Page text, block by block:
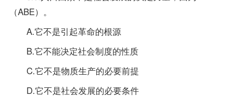
（ABE）。
A.它不是引起革命的根源
B.它不能决定社会制度的性质
C.它不是物质生产的必要前提
D.它不是社会发展的必要条件